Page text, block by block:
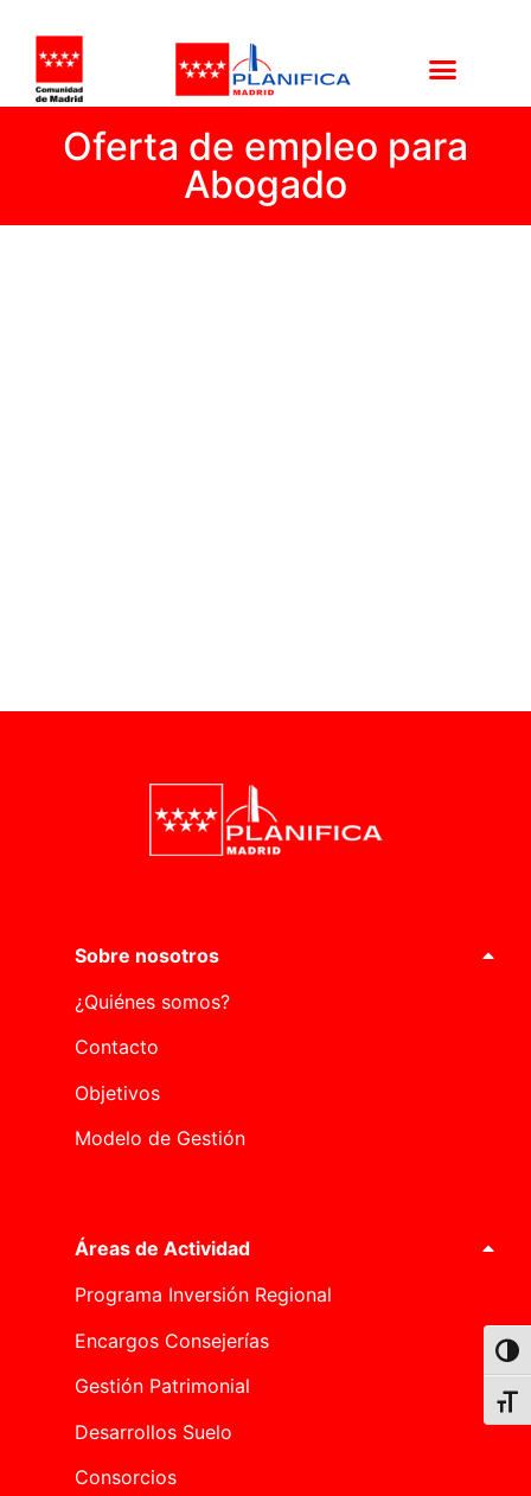
Oferta de empleo para
Abogado
Sobre nosotros
¿Quiénes somos?
Contacto
Objetivos
Modelo de Gestión
Áreas de Actividad
Programa Inversión Regional
Encargos Consejerías
Gestión Patrimonial
Desarrollos Suelo
Consorcios